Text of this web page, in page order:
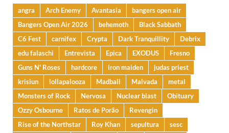
angra Arch Enemy Avantasia
bangers open air
Bangers Open Air 2026
behemoth
Black Sabbath
C6 Fest
carnifex Crypta Dark Tranquillity
Debrix
edu falaschi
Entrevista Epica EXODUS
Fresno
Guns N' Roses
hardcore iron maiden
judas priest
krisiun
lollapalooza Madball Malvada
metal
Monsters of Rock
Nervosa Nuclear blast
Obituary
Ozzy Osbourne
Ratos de Porão
Revengin
Rise of the Northstar
Roy Khan sepultura
sesc